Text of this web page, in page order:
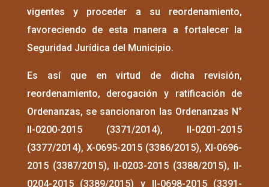
vigentes y proceder a su reordenamiento,
favoreciendo de esta manera a fortalecer la
Seguridad Jurídica del Municipio.
Es así que en virtud de dicha revisión,
reordenamiento, derogación y ratificación de
Ordenanzas, se sancionaron las Ordenanzas N°
II-0200-2015 (3371/2014), II-0201-2015
(3377/2014), X-0695-2015 (3386/2015), XI-0696-
2015 (3387/2015), II-0203-2015 (3388/2015), II-
0204-2015 (3389/2015) y II-0698-2015 (3391-